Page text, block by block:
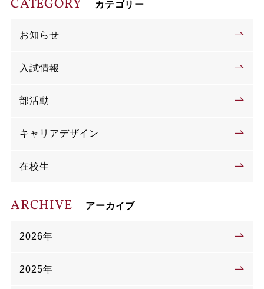
CATEGORY カテゴリー
お知らせ
入試情報
部活動
キャリアデザイン
在校生
ARCHIVE アーカイブ
2026年
2025年